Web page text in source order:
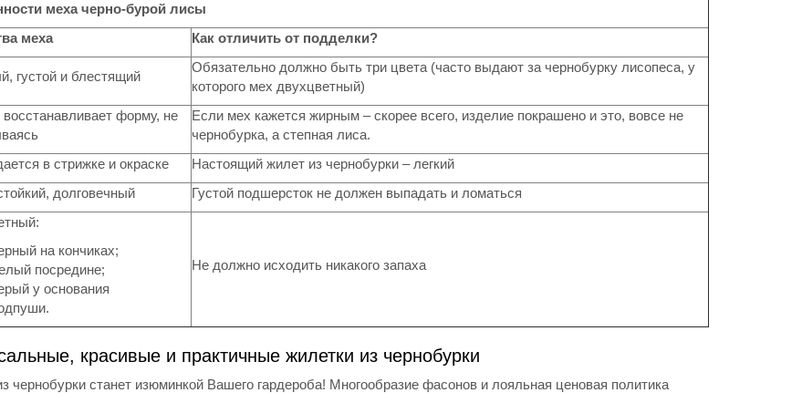
меха черно-бурой лисы
меха
Как отличить от подделки?
густой и блестящий
Обязательно должно быть три цвета (часто выдают за чернобурку лисопеса, у
которого мех двухцветный)
форму, не
Если мех кажется жирным – скорее всего, изделие покрашено и это, вовсе не
чернобурка, а степная лиса.
в стрижке и окраске
Настоящий жилет из чернобурки – легкий
долговечный Густой подшерсток не должен выпадать и ломаться
на кончиках;
посредине;
у основания
Не должно исходить никакого запаха
красивые и практичные жилетки из чернобурки
чернобурки станет изюминкой Вашего гардероба! Многообразие фасонов и лояльная ценовая политика